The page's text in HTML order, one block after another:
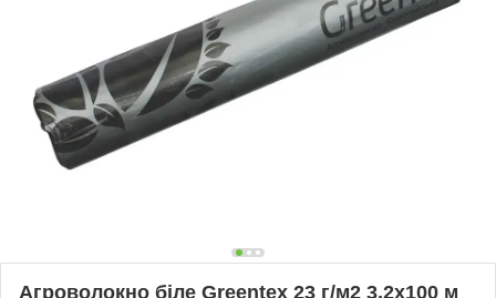
Агроволокно біле Greentex 23 г/м2 3,2x100 м